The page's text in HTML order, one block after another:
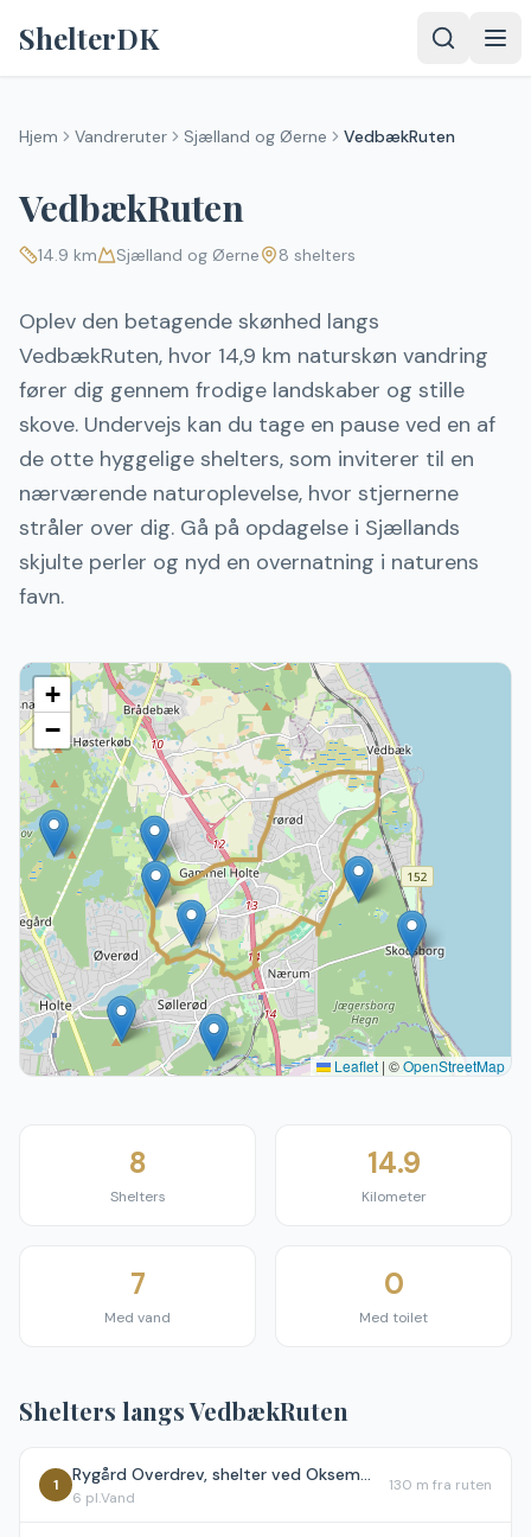
ShelterDK
Hjem Vandreruter Sjælland og Øerne VedbækRuten
VedbækRuten
14.9 km Sjælland og Øerne 8 shelters
Oplev den betagende skønhed langs
VedbækRuten, hvor 14,9 km naturskøn vandring
fører dig gennem frodige landskaber og stille
skove. Undervejs kan du tage en pause ved en af
de otte hyggelige shelters, som inviterer til en
nærværende naturoplevelse, hvor stjernerne
stråler over dig. Gå på opdagelse i Sjællands
skjulte perler og nyd en overnatning i naturens
favn.
+
−
Leaflet | ©OpenStreetMap
8
Shelters
14.9
Kilometer
7
Med vand
0
Med toilet
Shelters langsVedbækRuten
1 Rygård Overdrev, shelter ved Oksemosen
6 pl.Vand
130 m fra ruten